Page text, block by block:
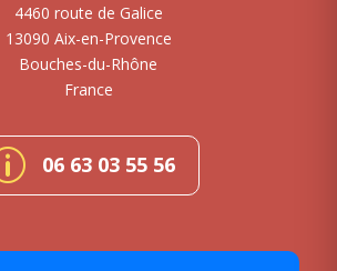
4460 route de Galice
13090 Aix-en-Provence
Bouches-du-Rhône
France
06 63 03 55 56